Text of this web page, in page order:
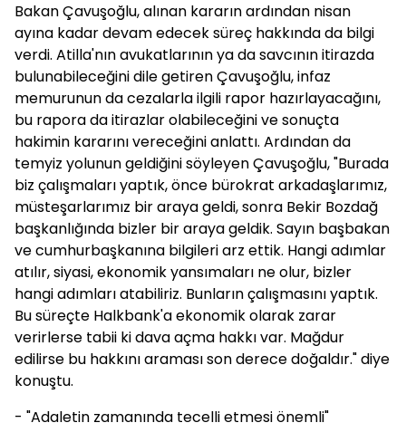
Bakan Çavuşoğlu, alınan kararın ardından nisan
ayına kadar devam edecek süreç hakkında da bilgi
verdi. Atilla'nın avukatlarının ya da savcının itirazda
bulunabileceğini dile getiren Çavuşoğlu, infaz
memurunun da cezalarla ilgili rapor hazırlayacağını,
bu rapora da itirazlar olabileceğini ve sonuçta
hakimin kararını vereceğini anlattı. Ardından da
temyiz yolunun geldiğini söyleyen Çavuşoğlu, "Burada
biz çalışmaları yaptık, önce bürokrat arkadaşlarımız,
müsteşarlarımız bir araya geldi, sonra Bekir Bozdağ
başkanlığında bizler bir araya geldik. Sayın başbakan
ve cumhurbaşkanına bilgileri arz ettik. Hangi adımlar
atılır, siyasi, ekonomik yansımaları ne olur, bizler
hangi adımları atabiliriz. Bunların çalışmasını yaptık.
Bu süreçte Halkbank'a ekonomik olarak zarar
verirlerse tabii ki dava açma hakkı var. Mağdur
edilirse bu hakkını araması son derece doğaldır." diye
konuştu.
- "Adaletin zamanında tecelli etmesi önemli"